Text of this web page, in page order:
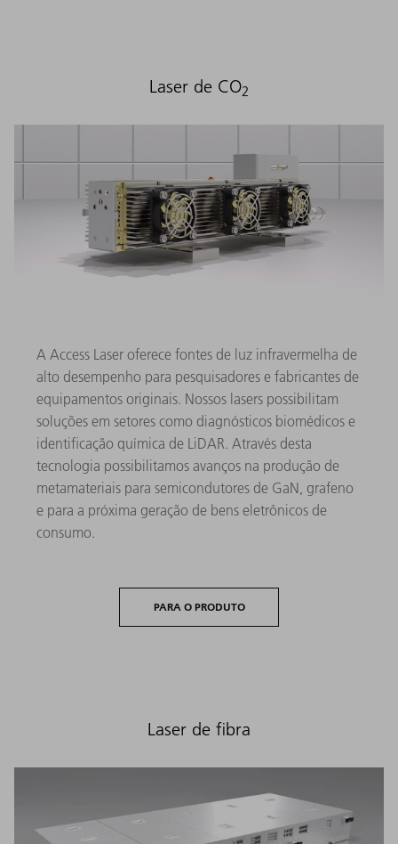
Laser de CO2
A Access Laser oferece fontes de luz infravermelha de
alto desempenho para pesquisadores e fabricantes de
equipamentos originais. Nossos lasers ​​possibilitam
soluções em setores como diagnósticos biomédicos e
identificação química de LiDAR. Através desta
tecnologia possibilitamos avanços na produção de
metamateriais para semicondutores de GaN, grafeno
e para a próxima geração de bens eletrônicos de
consumo.
PARA O PRODUTO
Laser de fibra